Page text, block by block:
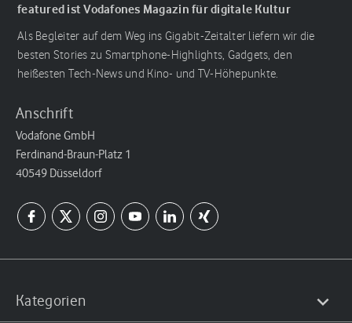
featured ist Vodafones Magazin für digitale Kultur
Als Begleiter auf dem Weg ins Gigabit-Zeitalter liefern wir die
besten Stories zu Smartphone-Highlights, Gadgets, den
heißesten Tech-News und Kino- und TV-Höhepunkte.
Anschrift
Vodafone GmbH
Ferdinand-Braun-Platz 1
40549 Düsseldorf
Kategorien